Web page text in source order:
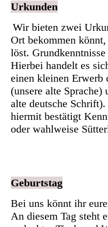
Urkunden
Wir bieten zwei
Ort bekommen
löst.
Hierbei handelt es
einen kleinen Erwerb
(unsere alte Sprache)
alte deutsche
hiermit bestätigt
oder wahlweise
Geburtstag
Bei uns könnt ihr
An diesem Tag steht